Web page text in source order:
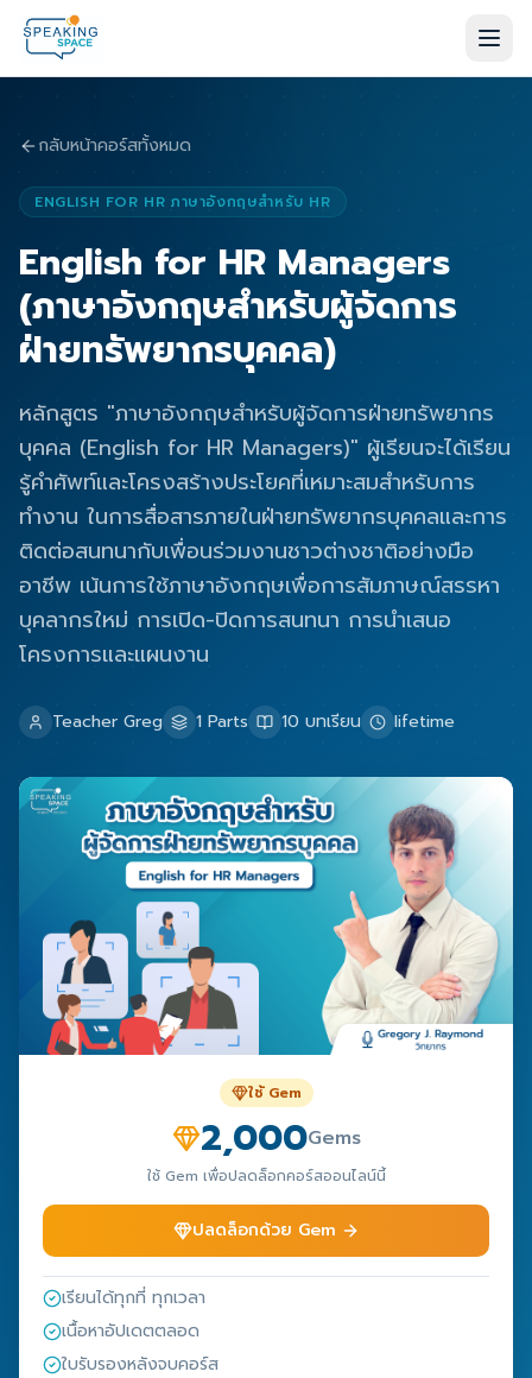
กลับหน้าคอร์สทั้งหมด
ENGLISH FOR HR ภาษาอังกฤษสำหรับ HR
English for HR Managers
(ภาษาอังกฤษสำหรับผู้จัดการ
ฝ่ายทรัพยากรบุคคล)
หลักสูตร "ภาษาอังกฤษสำหรับผู้จัดการฝ่ายทรัพยากร
บุคคล (English for HR Managers)" ผู้เรียนจะได้เรียน
รู้คำศัพท์และโครงสร้างประโยคที่เหมาะสมสำหรับการ
ทำงาน ในการสื่อสารภายในฝ่ายทรัพยากรบุคคลและการ
ติดต่อสนทนากับเพื่อนร่วมงานชาวต่างชาติอย่างมือ
อาชีพ เน้นการใช้ภาษาอังกฤษเพื่อการสัมภาษณ์สรรหา
บุคลากรใหม่ การเปิด-ปิดการสนทนา การนำเสนอ
โครงการและแผนงาน
Teacher Greg 1 Parts 10 บทเรียน lifetime
ใช้ Gem
2,000Gems
ใช้ Gem เพื่อปลดล็อกคอร์สออนไลน์นี้
ปลดล็อกด้วย Gem
เรียนได้ทุกที่ ทุกเวลา
เนื้อหาอัปเดตตลอด
ใบรับรองหลังจบคอร์ส